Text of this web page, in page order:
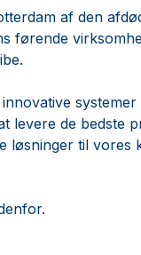
af den
førende
levere de bedste
løsninger til vores